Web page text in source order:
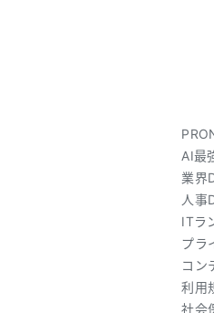
AI最
業界
人事
ITラ
プラ
コン
利用
社会